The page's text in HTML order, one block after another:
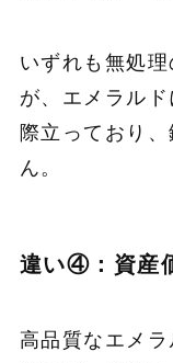
いずれも無処
が、エメラル
際立っており
ん。
違い④：資産
高品質なエメ